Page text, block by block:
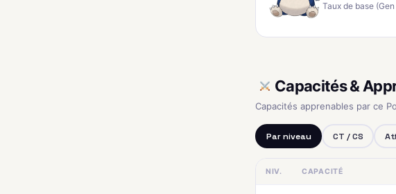
Taux de base
Capacités &
Capacités apprenables par ce
Par niveau CT / CS
NIV. CAPACITÉ